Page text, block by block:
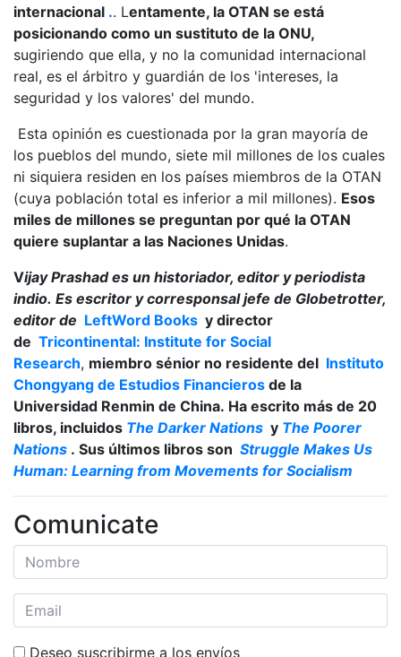
internacional .. Lentamente, la OTAN se está
posicionando como un sustituto de la ONU,
sugiriendo que ella, y no la comunidad internacional
real, es el árbitro y guardián de los 'intereses, la
seguridad y los valores' del mundo.
Esta opinión es cuestionada por la gran mayoría de
los pueblos del mundo, siete mil millones de los cuales
ni siquiera residen en los países miembros de la OTAN
(cuya población total es inferior a mil millones). Esos
miles de millones se preguntan por qué la OTAN
quiere suplantar a las Naciones Unidas.
Vijay Prashad es un historiador, editor y periodista
indio. Es escritor y corresponsal jefe de Globetrotter,
editor de LeftWord Books y director
de Tricontinental: Institute for Social
Research, miembro sénior no residente del Instituto
Chongyang de Estudios Financieros de la
Universidad Renmin de China. Ha escrito más de 20
libros, incluidos The Darker Nations y The Poorer
Nations . Sus últimos libros son Struggle Makes Us
Human: Learning from Movements for Socialism
Comunicate
Deseo suscribirme a los envíos